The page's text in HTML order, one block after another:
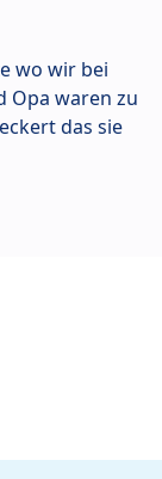
wo wir bei
Opa waren zu
das sie